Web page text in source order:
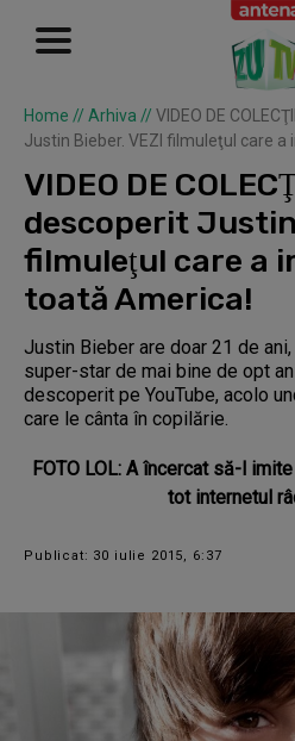
Home // Arhiva // VIDEO DE
Justin Bieber. VEZI filmuleţul care
VIDEO DE
descoperit Justin
filmuleţul care a
toată America!
Justin Bieber are doar 21 de
super-star de mai bine de opt
descoperit pe YouTube, acolo
care le cânta în copilărie.
FOTO LOL: A încercat să-l
tot internetul
Publicat: 30 iulie 2015, 6:37